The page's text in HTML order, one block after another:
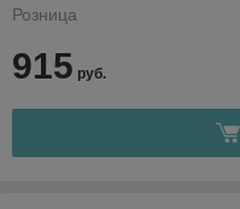
Розница
915 руб.